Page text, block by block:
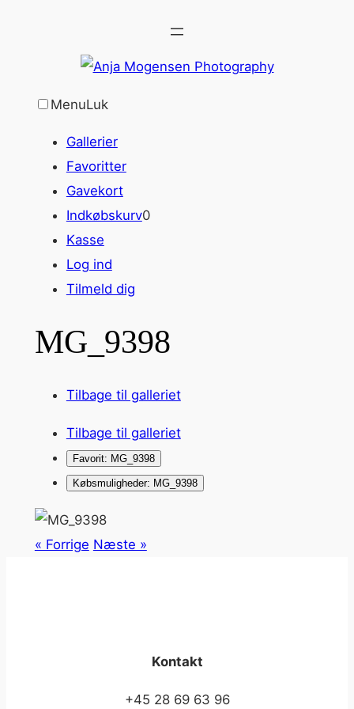
MenuLuk
Gallerier
Favoritter
Gavekort
Indkøbskurv0
Kasse
Log ind
Tilmeld dig
MG_9398
Tilbage til galleriet
Tilbage til galleriet
Favorit: MG_9398
Købsmuligheder: MG_9398
« Forrige Næste »
Kontakt
+45 28 69 63 96